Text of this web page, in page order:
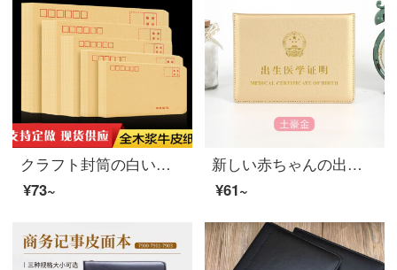
クラフト封筒の白い封筒封筒の郵便局標準封筒の100枚に牛革3号の封筒を入れます。
¥73~
新しい赤ちゃんの出生証明カバーの赤ちゃんの出生証の保護カバーの厚い土豪金
¥61~